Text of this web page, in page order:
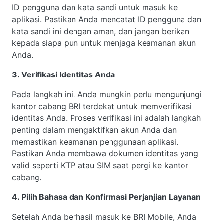
ID pengguna dan kata sandi untuk masuk ke
aplikasi. Pastikan Anda mencatat ID pengguna dan
kata sandi ini dengan aman, dan jangan berikan
kepada siapa pun untuk menjaga keamanan akun
Anda.
3. Verifikasi Identitas Anda
Pada langkah ini, Anda mungkin perlu mengunjungi
kantor cabang BRI terdekat untuk memverifikasi
identitas Anda. Proses verifikasi ini adalah langkah
penting dalam mengaktifkan akun Anda dan
memastikan keamanan penggunaan aplikasi.
Pastikan Anda membawa dokumen identitas yang
valid seperti KTP atau SIM saat pergi ke kantor
cabang.
4. Pilih Bahasa dan Konfirmasi Perjanjian Layanan
Setelah Anda berhasil masuk ke BRI Mobile, Anda